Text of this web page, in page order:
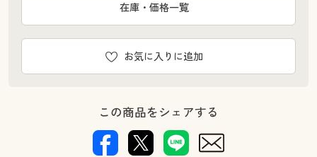
お気に入りに追加
在庫・価格一覧
この商品をシェアする